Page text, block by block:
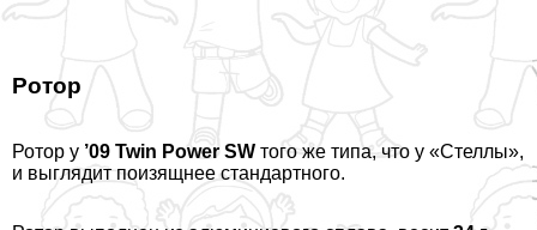
Ротор
Ротор у ’09 Twin Power SW того же типа, что у «Стеллы»,
и выглядит поизящнее стандартного.